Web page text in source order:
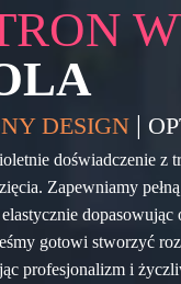
DESIGN |
doświadczenie z
Zapewniamy
dopasowując
gotowi stworzyć
profesjonalizm i